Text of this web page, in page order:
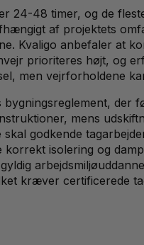
24-48 timer, og de
af projektets
Kvaligo anbefaler at
prioriteres højt, og
men vejrforholdene
mens
skal godkende
isolering og
kræver certificerede